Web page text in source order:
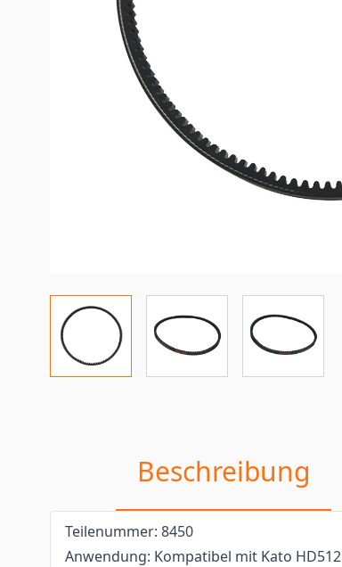
Beschreibung
Teilenummer: 8450
Anwendung: Kompatibel mit Kato HD512